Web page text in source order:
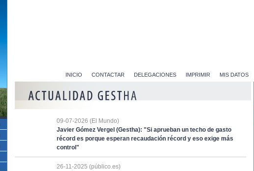
INICIO CONTACTAR DELEGACIONES IMPRIMIR MIS DATOS
09-07-2026 (El Mundo)
Javier Gómez Vergel (Gestha): "Si aprueban un techo de gasto
récord es porque esperan recaudación récord y eso exige más
control"
26-11-2025 (público.es)